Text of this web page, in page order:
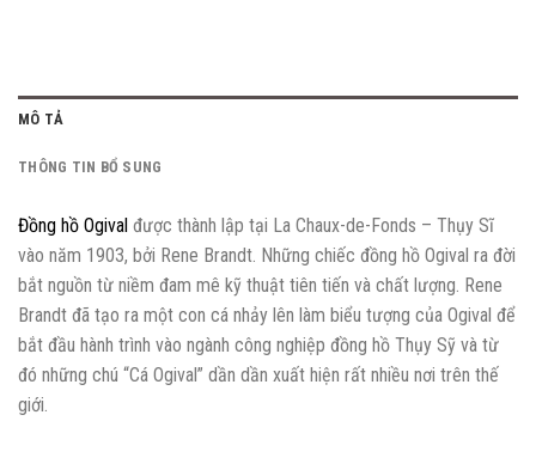
MÔ TẢ
THÔNG TIN BỔ SUNG
Đồng hồ Ogival được thành lập tại La Chaux-de-Fonds – Thụy Sĩ
vào năm 1903, bởi Rene Brandt. Những chiếc đồng hồ Ogival ra đời
bắt nguồn từ niềm đam mê kỹ thuật tiên tiến và chất lượng. Rene
Brandt đã tạo ra một con cá nhảy lên làm biểu tượng của Ogival để
bắt đầu hành trình vào ngành công nghiệp đồng hồ Thụy Sỹ và từ
đó những chú “Cá Ogival” dần dần xuất hiện rất nhiều nơi trên thế
giới.